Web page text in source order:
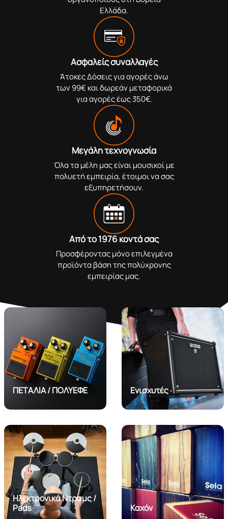
Ελλάδα.
Ασφαλείς συναλλαγές
Άτοκες Δόσεις για αγορές άνω
των 99€ και δωρεάν μεταφορικά
για αγορές έως 350€.
Μεγάλη τεχνογνωσία
Όλα τα μέλη μας είναι μουσικοί με
πολυετή εμπειρία, έτοιμοι να σας
εξυπηρετήσουν.
Από το 1976 κοντά σας
Προσφέροντας μόνο επιλεγμένα
προϊόντα βάση της πολύχρονης
εμπειρίας μας.
ΠΕΤΑΛΙΑ / ΠΟΛΥΕΦΕ Ενισχυτές
Ηλεκτρονικά Ντραμς /
Pads
Καχόν